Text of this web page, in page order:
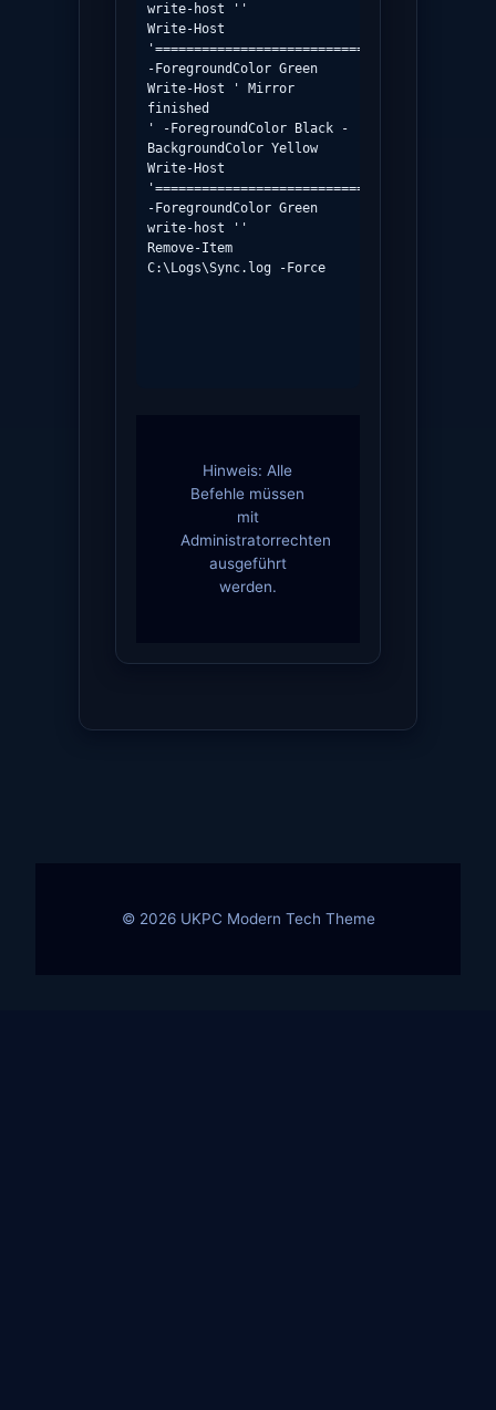
write-host ''
Write-Host
-ForegroundColor Green
Write-Host ' Mirror
finished
' -ForegroundColor Black -
BackgroundColor Yellow
Write-Host
-ForegroundColor Green
write-host ''
Remove-Item
C:\Logs\Sync.log -Force
Hinweis: Alle
Befehle müssen
mit
Administratorrechten
ausgeführt
werden.
© 2026 UKPC Modern Tech Theme